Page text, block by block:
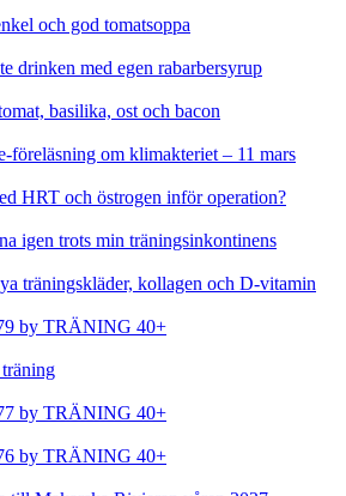
och god tomatsoppa
drinken med egen rabarbersyrup
basilika, ost och bacon
föreläsning om klimakteriet – 11 mars
HRT och östrogen inför operation?
igen trots min träningsinkontinens
träningskläder, kollagen och D-vitamin
by TRÄNING 40+
by TRÄNING 40+
by TRÄNING 40+